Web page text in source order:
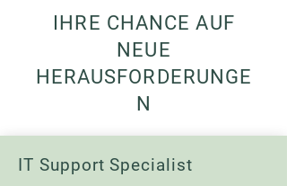
IHRE CHANCE AUF
NEUE
HERAUSFORDERUNGE
N
IT Support Specialist